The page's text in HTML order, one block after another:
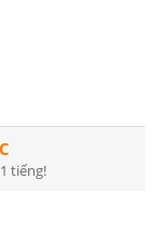
tiếng!